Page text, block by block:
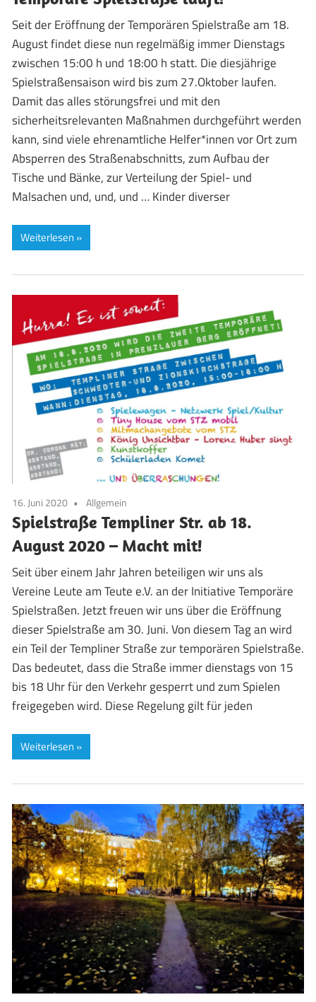
Seit der Eröffnung der Temporären Spielstraße am 18.
August findet diese nun regelmäßig immer Dienstags
zwischen 15:00 h und 18:00 h statt. Die diesjährige
Spielstraßensaison wird bis zum 27.Oktober laufen.
Damit das alles störungsfrei und mit den
sicherheitsrelevanten Maßnahmen durchgeführt werden
kann, sind viele ehrenamtliche Helfer*innen vor Ort zum
Absperren des Straßenabschnitts, zum Aufbau der
Tische und Bänke, zur Verteilung der Spiel- und
Malsachen und, und, und … Kinder diverser
Weiterlesen
16. Juni 2020 Allgemein
Spielstraße Templiner Str. ab 18.
August 2020 – Macht mit!
Seit über einem Jahr Jahren beteiligen wir uns als
Vereine Leute am Teute e.V. an der Initiative Temporäre
Spielstraßen. Jetzt freuen wir uns über die Eröffnung
dieser Spielstraße am 30. Juni. Von diesem Tag an wird
ein Teil der Templiner Straße zur temporären Spielstraße.
Das bedeutet, dass die Straße immer dienstags von 15
bis 18 Uhr für den Verkehr gesperrt und zum Spielen
freigegeben wird. Diese Regelung gilt für jeden
Weiterlesen